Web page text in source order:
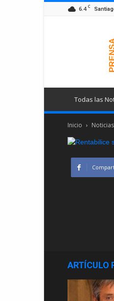
6.4 C
Todas las
Inicio Noticias
ARTÍCULO